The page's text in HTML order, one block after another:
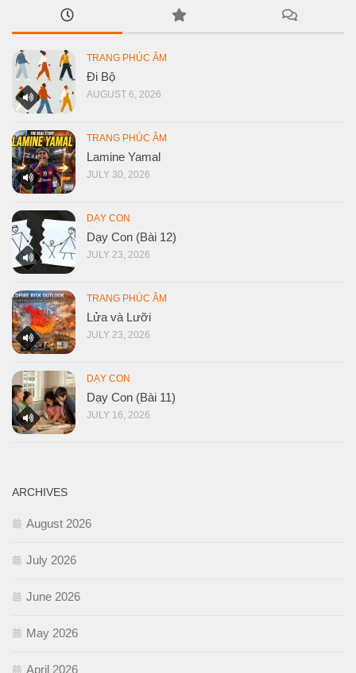
TRANG PHÚC ÂM
Đi Bộ
AUGUST 6, 2026
TRANG PHÚC ÂM
Lamine Yamal
JULY 30, 2026
DẠY CON
Dạy Con (Bài 12)
JULY 23, 2026
TRANG PHÚC ÂM
Lửa và Lưỡi
JULY 23, 2026
DẠY CON
Dạy Con (Bài 11)
JULY 16, 2026
ARCHIVES
August 2026
July 2026
June 2026
May 2026
April 2026